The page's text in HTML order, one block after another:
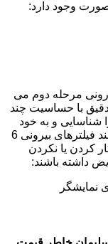
مرحله دوم می
با حساسیت چند
شناسایی و به خود
جذب نماید.زمان تعویض فیلترهای درونی همانند فیلترهای بیرونی 6
کردن یا نکردن
داشته باشند:
نمایشگر